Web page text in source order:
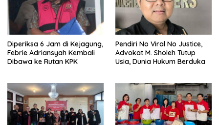
Diperiksa 6 Jam di Kejagung,
Febrie Adriansyah Kembali
Dibawa ke Rutan KPK
Pendiri No Viral No Justice,
Advokat M. Sholeh Tutup
Usia, Dunia Hukum Berduka